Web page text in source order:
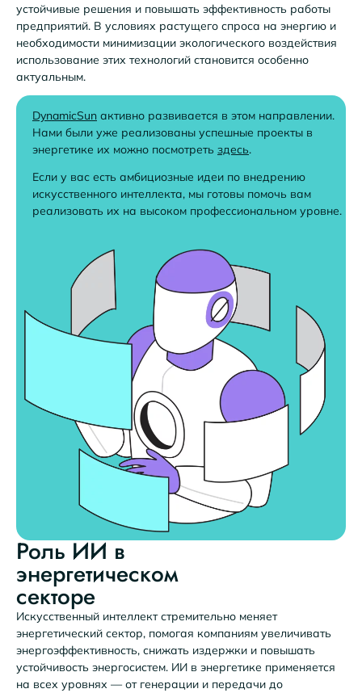
устойчивые решения и повышать эффективность работы
предприятий. В условиях растущего спроса на энергию и
необходимости минимизации экологического воздействия
использование этих технологий становится особенно
актуальным.
DynamicSun активно развивается в этом направлении.
Нами были уже реализованы успешные проекты в
энергетике их можно посмотреть здесь.
Если у вас есть амбициозные идеи по внедрению
искусственного интеллекта, мы готовы помочь вам
реализовать их на высоком профессиональном уровне.
Роль ИИ в
энергетическом
секторе
Искусственный интеллект стремительно меняет
энергетический сектор, помогая компаниям увеличивать
энергоэффективность, снижать издержки и повышать
устойчивость энергосистем. ИИ в энергетике применяется
на всех уровнях — от генерации и передачи до